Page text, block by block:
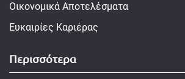
Οικονομικά Αποτελέσματα
Ευκαιρίες Καριέρας
Περισσότερα